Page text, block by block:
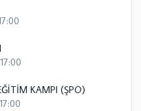
KAMPI (ŞPO)